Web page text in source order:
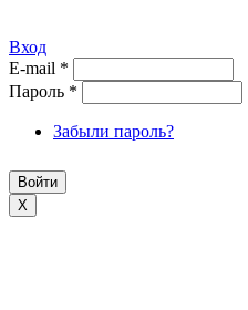
Вход
E-mail *
Пароль *
Забыли пароль?
X